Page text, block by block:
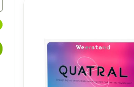
om de minimale en